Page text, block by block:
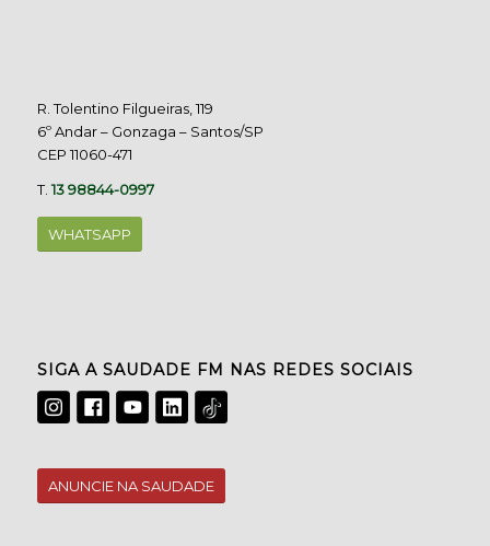
R. Tolentino Filgueiras, 119
6º Andar – Gonzaga – Santos/SP
CEP 11060-471
T.13 98844-0997
WHATSAPP
SIGA A SAUDADE FM NAS REDES SOCIAIS
ANUNCIE NA SAUDADE